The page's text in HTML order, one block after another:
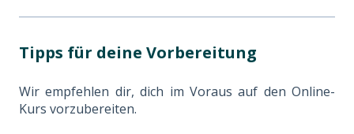
Tipps für deine Vorbereitung
Wir empfehlen dir, dich im Voraus auf den Online-
Kurs vorzubereiten.